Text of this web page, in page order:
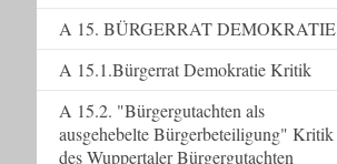
A 15. BÜRGERRAT DEMOKRATIE
A 15.1.Bürgerrat Demokratie Kritik
A 15.2. "Bürgergutachten als
ausgehebelte Bürgerbeteiligung" Kritik
des Wuppertaler Bürgergutachten